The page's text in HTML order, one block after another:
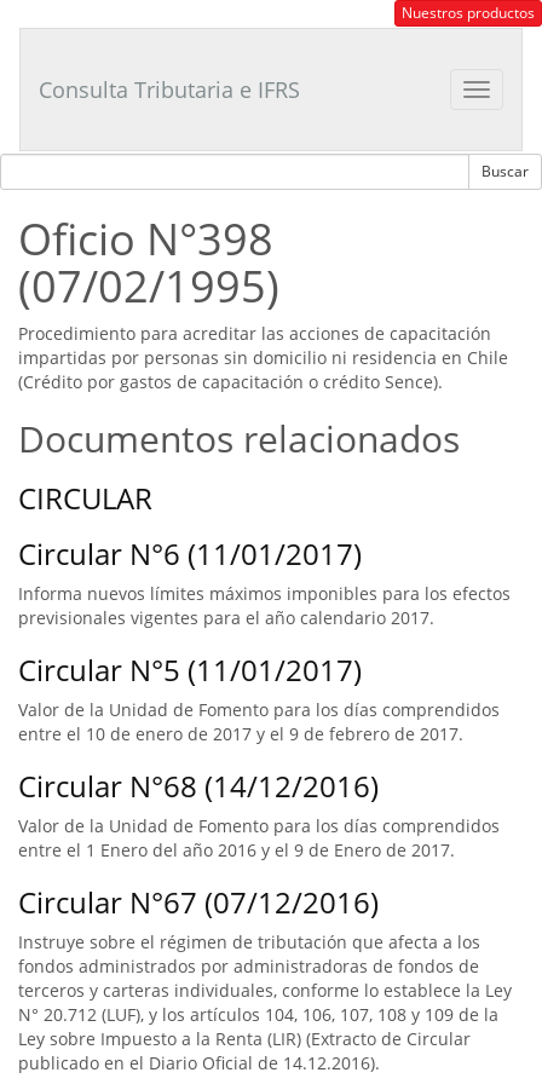
Tributario
Nuestros productos
Toggle
Consulta Tributaria e IFRS
Oficio N°398
(07/02/1995)
Procedimiento para acreditar las acciones de capacitación
impartidas por personas sin domicilio ni residencia en Chile
(Crédito por gastos de capacitación o crédito Sence).
Documentos relacionados
CIRCULAR
Circular N°6 (11/01/2017)
Informa nuevos límites máximos imponibles para los efectos
previsionales vigentes para el año calendario 2017.
Circular N°5 (11/01/2017)
Valor de la Unidad de Fomento para los días comprendidos
entre el 10 de enero de 2017 y el 9 de febrero de 2017.
Circular N°68 (14/12/2016)
Valor de la Unidad de Fomento para los días comprendidos
entre el 1 Enero del año 2016 y el 9 de Enero de 2017.
Circular N°67 (07/12/2016)
Instruye sobre el régimen de tributación que afecta a los
fondos administrados por administradoras de fondos de
terceros y carteras individuales, conforme lo establece la Ley
N° 20.712 (LUF), y los artículos 104, 106, 107, 108 y 109 de la
Ley sobre Impuesto a la Renta (LIR) (Extracto de Circular
publicado en el Diario Oficial de 14.12.2016).